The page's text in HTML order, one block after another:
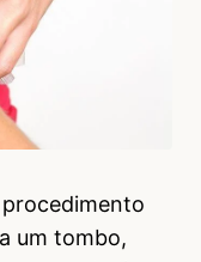
um tombo,